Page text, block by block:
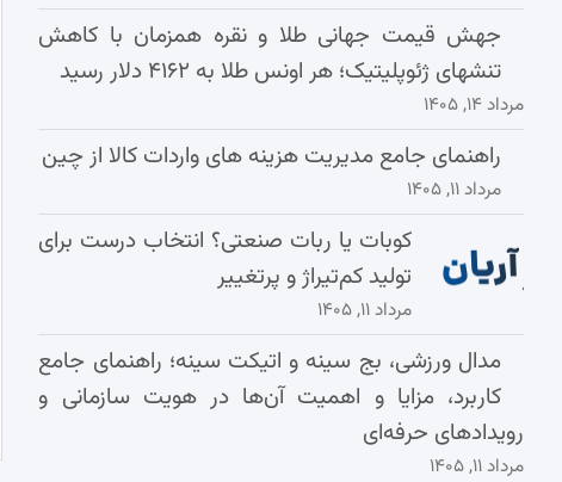
جهش قیمت جهانی طلا و نقره همزمان با کاهش
تنشهای ژئوپلیتیک؛ هر اونس طلا به ۴۱۶۲ دلار رسید
مرداد ۱۴, ۱۴۰۵
راهنمای جامع مدیریت هزینه‌ های واردات کالا از چین
مرداد ۱۱, ۱۴۰۵
کوبات یا ربات صنعتی؟ انتخاب درست برای
تولید کم‌تیراژ و پرتغییر
مرداد ۱۱, ۱۴۰۵
مدال ورزشی، بج سینه و اتیکت سینه؛ راهنمای جامع
کاربرد، مزایا و اهمیت آن‌ها در هویت سازمانی و
رویدادهای حرفه‌ای
مرداد ۱۱, ۱۴۰۵